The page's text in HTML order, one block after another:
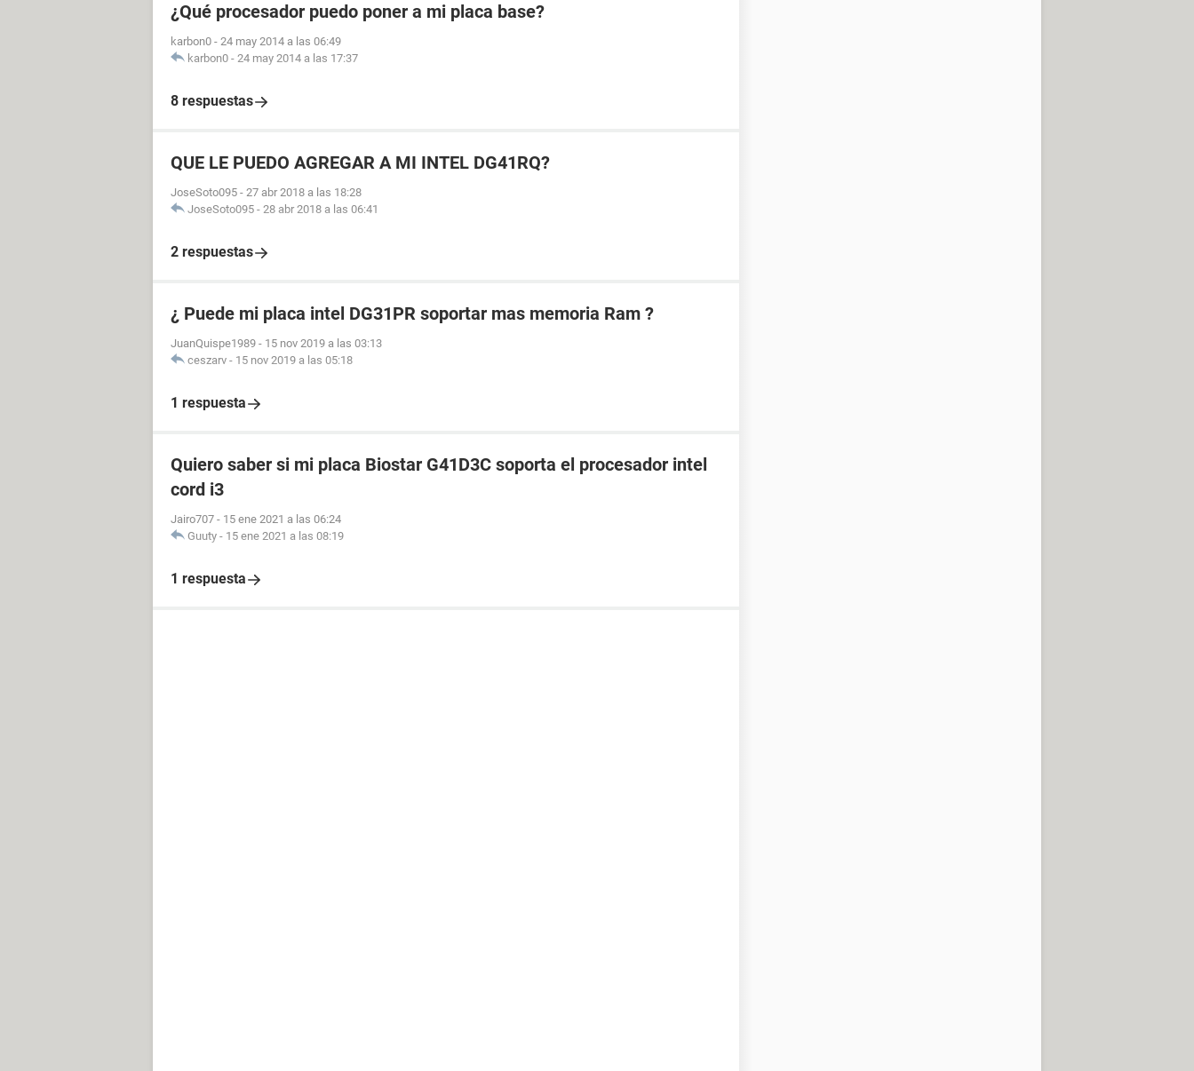
¿Qué procesador puedo poner a mi placa base?
karbon0 - 24 may 2014 a las 06:49
karbon0 - 24 may 2014 a las 17:37
8 respuestas
QUE LE PUEDO AGREGAR A MI INTEL DG41RQ?
JoseSoto095 - 27 abr 2018 a las 18:28
JoseSoto095 - 28 abr 2018 a las 06:41
2 respuestas
¿ Puede mi placa intel DG31PR soportar mas memoria Ram ?
JuanQuispe1989 - 15 nov 2019 a las 03:13
ceszarv - 15 nov 2019 a las 05:18
1 respuesta
Quiero saber si mi placa Biostar G41D3C soporta el procesador intel
cord i3
Jairo707 - 15 ene 2021 a las 06:24
Guuty - 15 ene 2021 a las 08:19
1 respuesta